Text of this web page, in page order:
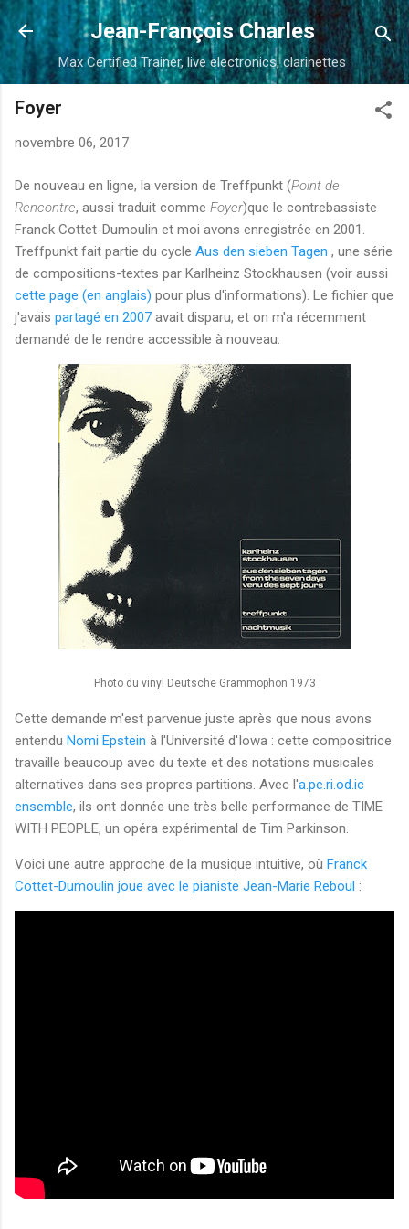
Accéder au contenu principal
Jean-François Charles
Max Certified Trainer, live electronics, clarinettes
Foyer
novembre 06, 2017
De nouveau en ligne, la version de Treffpunkt (Point de
Rencontre, aussi traduit comme Foyer)que le contrebassiste
Franck Cottet-Dumoulin et moi avons enregistrée en 2001.
Treffpunkt fait partie du cycle Aus den sieben Tagen , une série
de compositions-textes par Karlheinz Stockhausen (voir aussi
cette page (en anglais) pour plus d'informations). Le fichier que
j'avais partagé en 2007 avait disparu, et on m'a récemment
demandé de le rendre accessible à nouveau.
Photo du vinyl Deutsche Grammophon 1973
Cette demande m'est parvenue juste après que nous avons
entendu Nomi Epstein à l'Université d'Iowa : cette compositrice
travaille beaucoup avec du texte et des notations musicales
alternatives dans ses propres partitions. Avec l'a.pe.ri.od.ic
ensemble, ils ont donnée une très belle performance de TIME
WITH PEOPLE, un opéra expérimental de Tim Parkinson.
Voici une autre approche de la musique intuitive, où Franck
Cottet-Dumoulin joue avec le pianiste Jean-Marie Reboul :